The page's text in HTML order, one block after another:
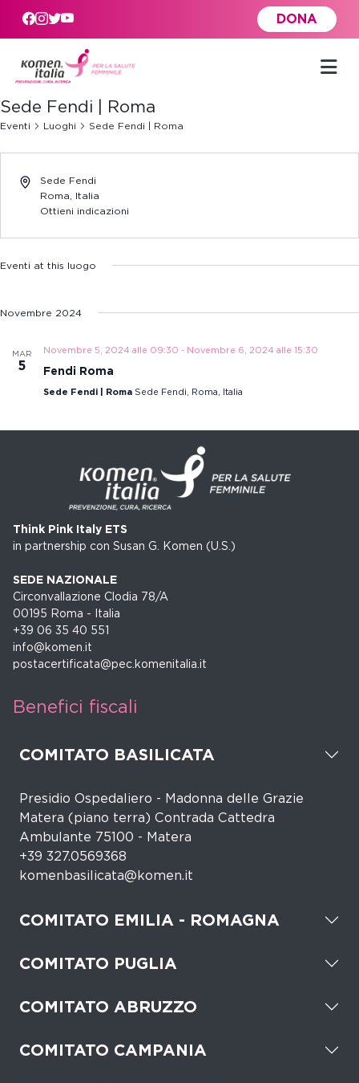
Skip to main content
DONA
Sede Fendi | Roma
Eventi Luoghi Sede Fendi | Roma
Sede Fendi
Roma, Italia
Ottieni indicazioni
Eventi at this luogo
Novembre 2024
MAR
5
Novembre 5, 2024 alle 09:30 - Novembre 6, 2024 alle 15:30
Fendi Roma
Sede Fendi | Roma Sede Fendi, Roma, Italia
Think Pink Italy ETS
in partnership con Susan G. Komen (U.S.)
SEDE NAZIONALE
Circonvallazione Clodia 78/A
00195 Roma - Italia
+39 06 35 40 551
info@komen.it
postacertificata@pec.komenitalia.it
Benefici fiscali
COMITATO BASILICATA
Presidio Ospedaliero - Madonna delle Grazie
Matera (piano terra) Contrada Cattedra
Ambulante 75100 - Matera
+39 327.0569368
komenbasilicata@komen.it
COMITATO EMILIA - ROMAGNA
COMITATO PUGLIA
COMITATO ABRUZZO
COMITATO CAMPANIA